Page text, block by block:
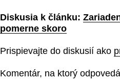
Diskusia k článku:
pomerne skoro
Prispievajte do diskusií ako
Komentár, na ktorý